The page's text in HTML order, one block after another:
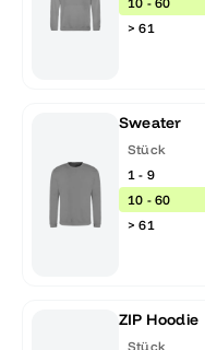
> 61
Sweater
Stück
1 - 9
10 - 60
> 61
ZIP Hoodie
Stück